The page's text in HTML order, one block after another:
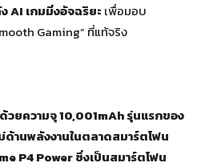
AI เกมมิ่งอัจฉริยะ เพื่อมอบ
Gaming” ที่แท้จริง
วยความจุ10,001mAhรุ่นแรกของ
านพลังงานในตลาดสมาร์ตโฟน
P4Powerซึ่งเป็นสมาร์ตโฟน